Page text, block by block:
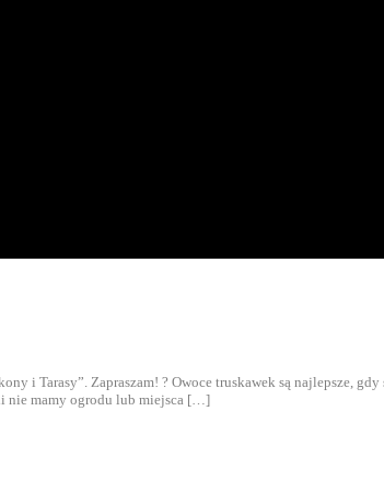
i Tarasy”. Zapraszam! ? Owoce truskawek są najlepsze,
nie mamy ogrodu lub miejsca […]